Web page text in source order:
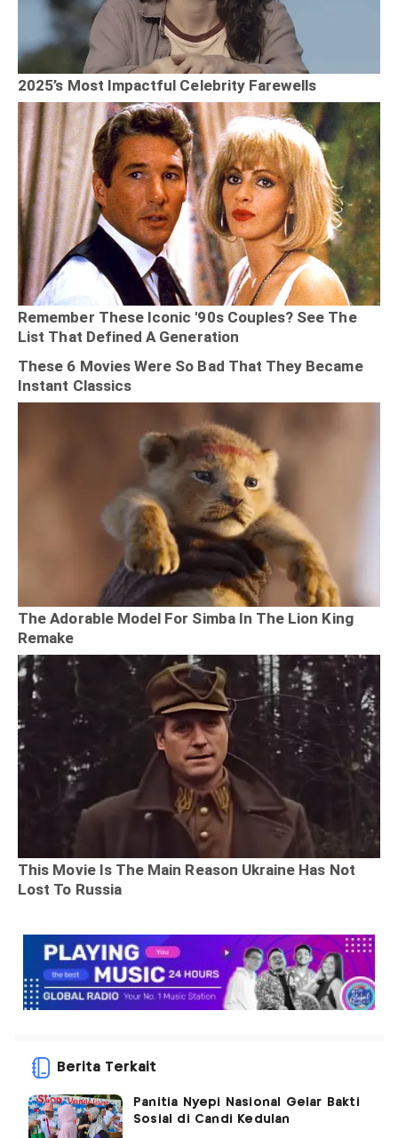
Berita Terkait
Panitia Nyepi Nasional Gelar Bakti
Sosial di Candi Kedulan